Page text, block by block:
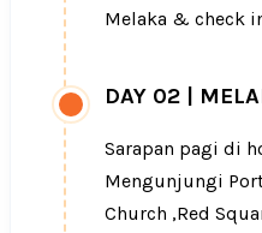
Melaka & check
DAY 02
Sarapan pagi di
Mengunjungi
Church ,Red